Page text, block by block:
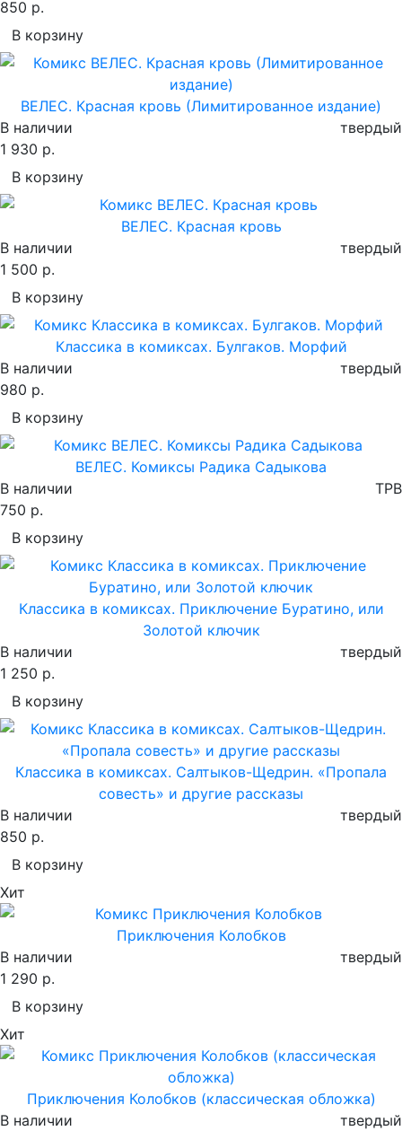
850 р.
В корзину
ВЕЛЕС. Красная кровь (Лимитированное издание)
В наличии
твердый
1 930 р.
В корзину
ВЕЛЕС. Красная кровь
В наличии
твердый
1 500 р.
В корзину
Классика в комиксах. Булгаков. Морфий
В наличии
твердый
980 р.
В корзину
ВЕЛЕС. Комиксы Радика Садыкова
В наличии
TPB
750 р.
В корзину
Классика в комиксах. Приключение Буратино, или
Золотой ключик
В наличии
твердый
1 250 р.
В корзину
Классика в комиксах. Салтыков-Щедрин. «Пропала
совесть» и другие рассказы
В наличии
твердый
850 р.
В корзину
Хит
Приключения Колобков
В наличии
твердый
1 290 р.
В корзину
Хит
Приключения Колобков (классическая обложка)
В наличии
твердый